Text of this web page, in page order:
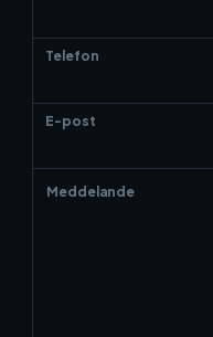
Telefon
E-post